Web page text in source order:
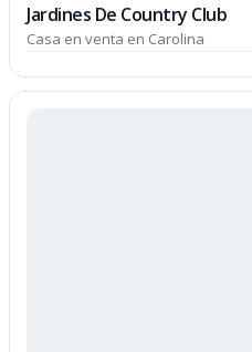
Jardines De Country Club
Casa en venta en Carolina